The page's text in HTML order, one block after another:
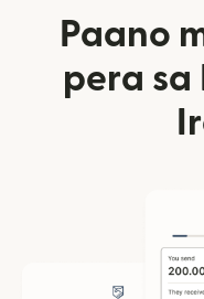
Paano
pera sa